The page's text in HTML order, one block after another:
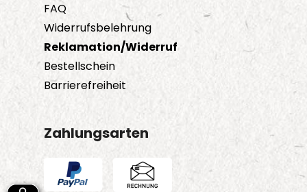
FAQ
Widerrufsbelehrung
Reklamation/Widerruf
Bestellschein
Barrierefreiheit
Zahlungsarten